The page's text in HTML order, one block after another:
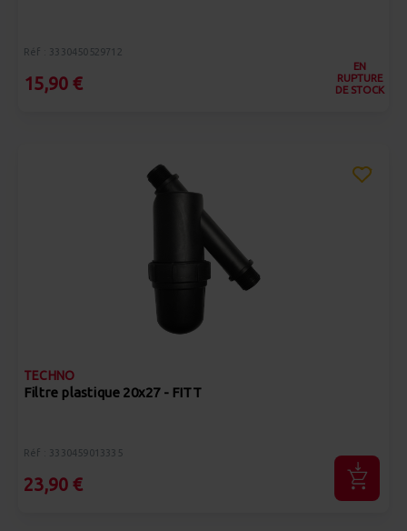
Réf : 3330450529712
15,90 €
EN
RUPTURE
DE STOCK
TECHNO
Filtre plastique 20x27 - FITT
Réf : 3330459013335
23,90 €